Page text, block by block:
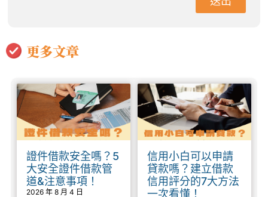
更多文章
證件借款安全嗎？5
大安全證件借款管
道&注意事項！
2026 年 8 月 4 日
信用小白可以申請
貸款嗎？建立借款
信用評分的7大方法
一次看懂！